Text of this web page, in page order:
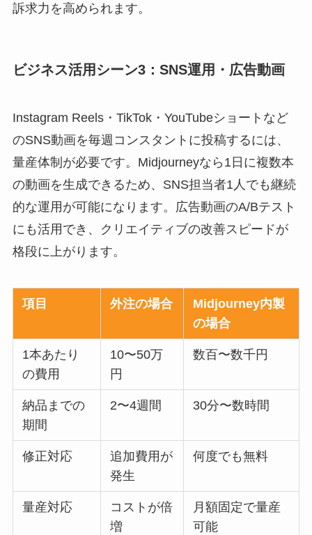
訴求力を高められます。
ビジネス活用シーン3：SNS運用・広告動画
Instagram Reels・TikTok・YouTubeショートなど
のSNS動画を毎週コンスタントに投稿するには、
量産体制が必要です。Midjourneyなら1日に複数本
の動画を生成できるため、SNS担当者1人でも継続
的な運用が可能になります。広告動画のA/Bテスト
にも活用でき、クリエイティブの改善スピードが
格段に上がります。
項目 外注の場合
Midjourney内製
の場合
1本あたり
の費用
10〜50万
円
数百〜数千円
納品までの
期間
2〜4週間 30分〜数時間
修正対応
追加費用が
発生
何度でも無料
量産対応
コストが倍
増
月額固定で量産
可能